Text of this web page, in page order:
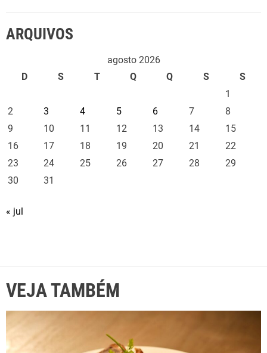
ARQUIVOS
agosto 2026
D
S T Q Q S
S
1
2
3 4 5 6 7
8
9
10 11 12 13 14
15
16
17 18 19 20 21
22
23
24 25 26 27 28
29
30
31
« jul
VEJA TAMBÉM